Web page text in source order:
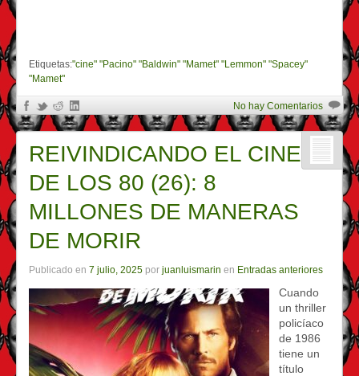
Etiquetas:"cine" "Pacino" "Baldwin" "Mamet" "Lemmon" "Spacey"
"Mamet"
No hay Comentarios
REIVINDICANDO EL CINE
DE LOS 80 (26): 8
MILLONES DE MANERAS
DE MORIR
Publicado en 7 julio, 2025 por juanluismarin en Entradas anteriores
Cuando
un thriller
policíaco
de 1986
tiene un
título